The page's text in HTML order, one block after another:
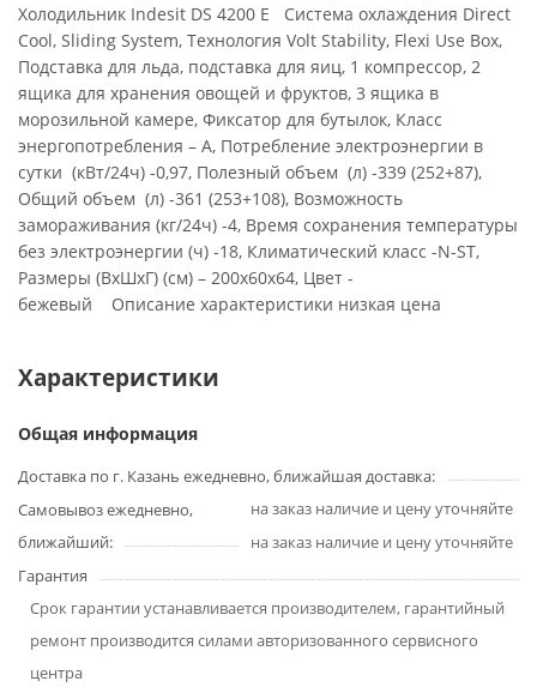
Холодильник Indesit DS 4200 E Система охлаждения Direct
Cool, Sliding System, Технология Volt Stability, Flexi Use Box,
Подставка для льда, подставка для яиц, 1 компрессор, 2
ящика для хранения овощей и фруктов, 3 ящика в
морозильной камере, Фиксатор для бутылок, Класс
энергопотребления – A, Потребление электроэнергии в
сутки (кВт/24ч) -0,97, Полезный объем (л) -339 (252+87),
Общий объем (л) -361 (253+108), Возможность
замораживания (кг/24ч) -4, Время сохранения температуры
без электроэнергии (ч) -18, Климатический класс -N-ST,
Размеры (ВхШхГ) (см) – 200x60x64, Цвет -
бежевый Описание характеристики низкая цена
Характеристики
Общая информация
Доставка по г. Казань ежедневно, ближайшая доставка:
на заказ наличие и цену уточняйте
Самовывоз ежедневно,
ближайший:
на заказ наличие и цену уточняйте
Гарантия
Срок гарантии устанавливается производителем, гарантийный
ремонт производится силами авторизованного сервисного
центра